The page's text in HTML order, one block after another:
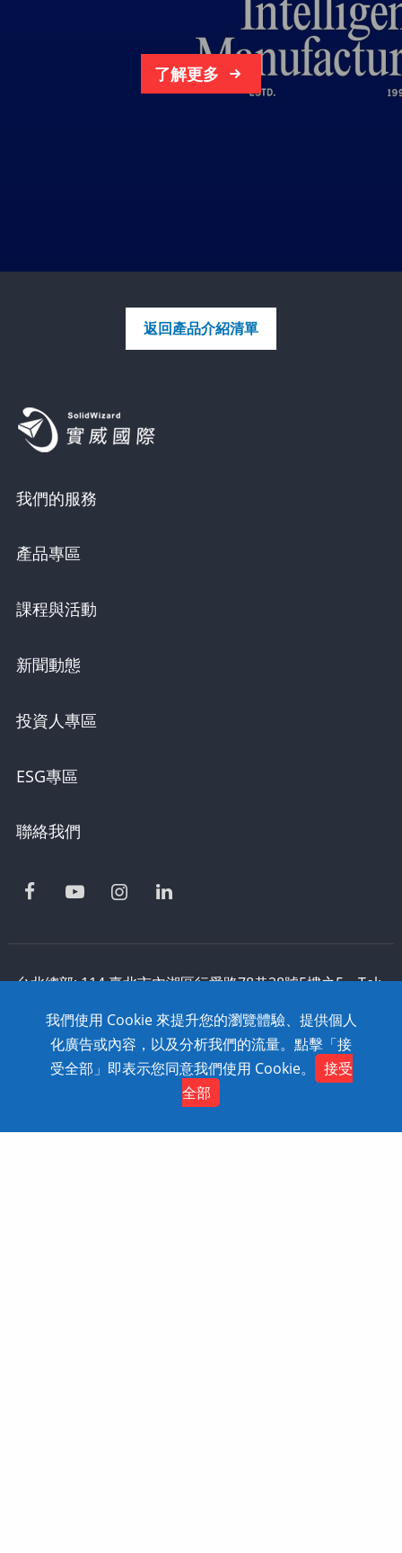
了解更多
返回產品介紹清單
我們的服務
產品專區
課程與活動
新聞動態
投資人專區
ESG專區
聯絡我們
台北總部: 114 臺北市內湖區行愛路78巷28號5樓之5 Tel:
0800-868-358
Copyright © 2020 SolidWizard Technology
Co.,Ltd. All Rights Reserved. Dtell
網頁設計
Contact
我們使用 Cookie 來提升您的瀏覽體驗、提供個人
化廣告或內容，以及分析我們的流量。點擊「接
受全部」即表示您同意我們使用 Cookie。
接受
全部